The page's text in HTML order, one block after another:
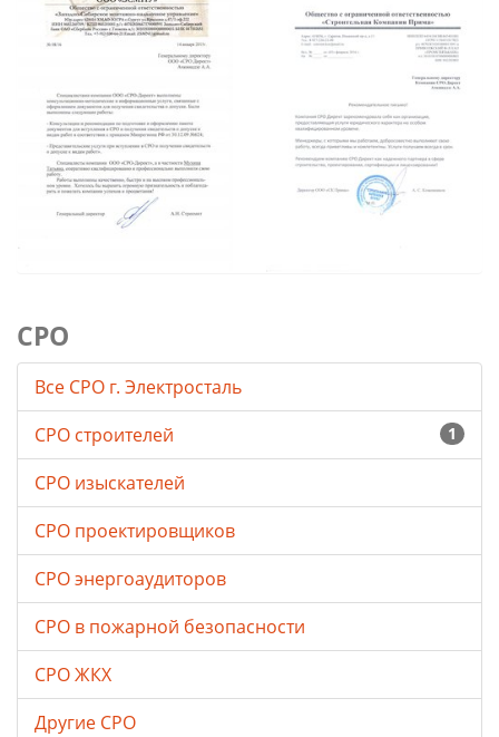
СРО
Все СРО г. Электросталь
1
СРО строителей
СРО изыскателей
СРО проектировщиков
СРО энергоаудиторов
СРО в пожарной безопасности
СРО ЖКХ
Другие СРО